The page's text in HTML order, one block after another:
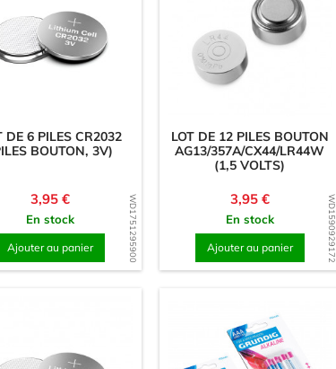
WD1751295900
DE 6 PILES CR2032
BOUTON, 3V)
Prix
3,95 €
En stock
Ajouter au panier WD1590929172
LOT DE 12 PILES BOUTON
AG13/357A/CX44/LR44W
(1,5 VOLTS)
Prix
3,95 €
En stock
Ajouter au panier